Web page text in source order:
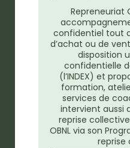
Repreneuriat
confidentiel tout
d’achat ou de
disposition
confidentielle
(l’INDEX) et
formation,
services de
intervient aussi
reprise
OBNL via son
reprise